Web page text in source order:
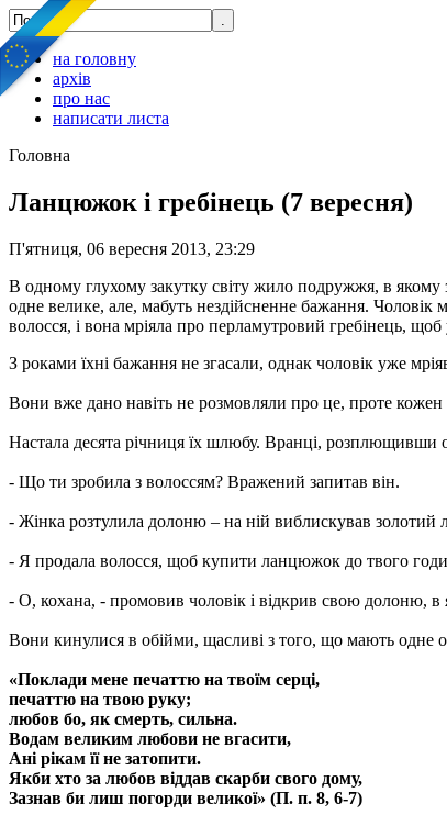
на головну
архів
про нас
написати листа
Головна
Ланцюжок і гребінець (7 вересня)
П'ятниця, 06 вересня 2013, 23:29
В одному глухому закутку світу жило подружжя, в якому
одне велике, але, мабуть нездійсненне бажання.
волосся, і вона мріяла про перламутровий гребінець,
З роками їхні бажання не згасали, однак чоловік уже
Вони вже дано навіть не розмовляли про це, проте
Настала десята річниця їх шлюбу. Вранці, розплющивши
- Що ти зробила з волоссям? Вражений запитав він.
- Жінка розтулила долоню – на ній виблискував
- Я продала волосся, щоб купити ланцюжок до твого
- О, кохана, - промовив чоловік і відкрив свою долоню,
Вони кинулися в обійми, щасливі з того, що мають одне
«Поклади мене печаттю на твоїм серці,
печаттю на твою руку;
любов бо, як смерть, сильна.
Водам великим любови не вгасити,
Ані рікам її не затопити.
Якби хто за любов віддав скарби свого дому,
Зазнав би лиш погорди великої» (П. п. 8, 6-7)